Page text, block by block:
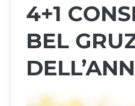
4+1
BEL